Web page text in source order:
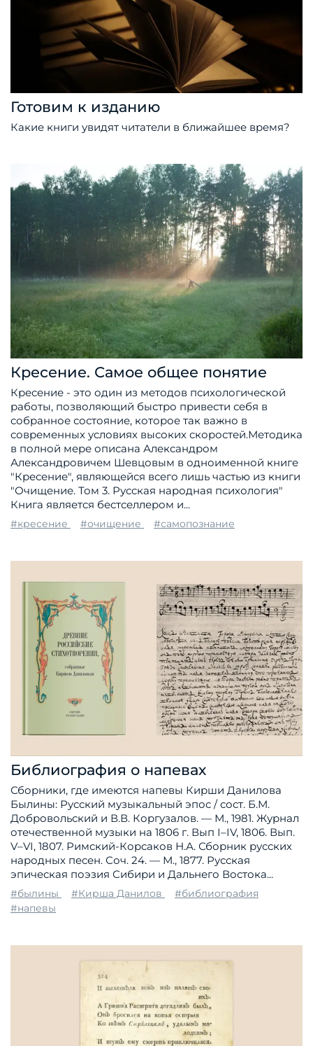
Готовим к изданию
Какие книги увидят читатели в ближайшее время?
Кресение. Самое общее понятие
Кресение - это один из методов психологической
работы, позволяющий быстро привести себя в
собранное состояние, которое так важно в
современных условиях высоких скоростей.Методика
в полной мере описана Александром
Александровичем Шевцовым в одноименной книге
"Кресение", являющейся всего лишь частью из книги
"Очищение. Том 3. Русская народная психология"
Книга является бестселлером и...
#кресение #очищение #самопознание
Библиография о напевах
Сборники, где имеются напевы Кирши Данилова
Былины: Русский музыкальный эпос / сост. Б.М.
Добровольский и В.В. Коргузалов. — М., 1981. Журнал
отечественной музыки на 1806 г. Вып I–IV, 1806. Вып.
V–VI, 1807. Римский-Корсаков Н.А. Сборник русских
народных песен. Соч. 24. — М., 1877. Русская
эпическая поэзия Сибири и Дальнего Востока...
#былины #Кирша Данилов
#библиография
#напевы